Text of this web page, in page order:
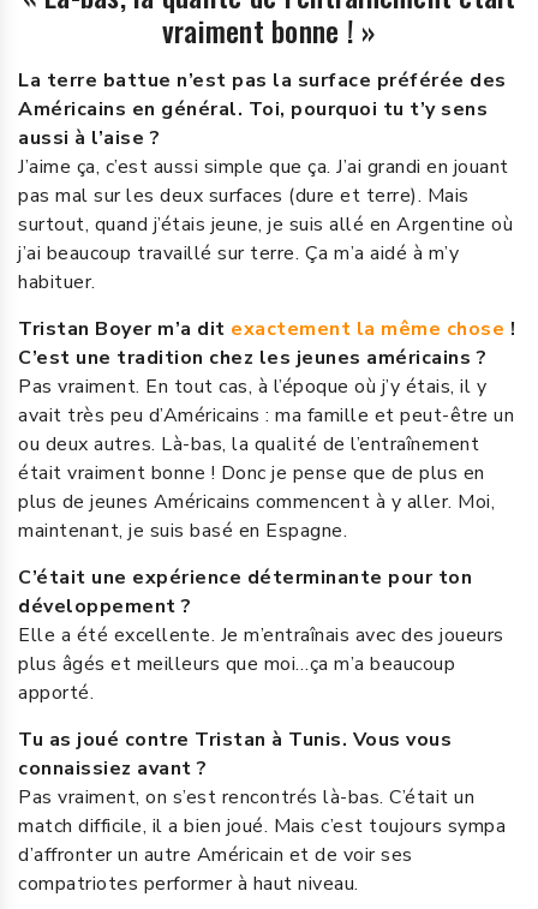
vraiment bonne ! »
La terre battue n’est pas la surface préférée des
Américains en général. Toi, pourquoi tu t’y sens
aussi à l’aise ?
J’aime ça, c’est aussi simple que ça. J’ai grandi en jouant
pas mal sur les deux surfaces (dure et terre). Mais
surtout, quand j’étais jeune, je suis allé en Argentine où
j’ai beaucoup travaillé sur terre. Ça m’a aidé à m’y
habituer.
Tristan Boyer m’a dit exactement la même chose !
C’est une tradition chez les jeunes américains ?
Pas vraiment. En tout cas, à l’époque où j’y étais, il y
avait très peu d’Américains : ma famille et peut-être un
ou deux autres. Là-bas, la qualité de l’entraînement
était vraiment bonne ! Donc je pense que de plus en
plus de jeunes Américains commencent à y aller. Moi,
maintenant, je suis basé en Espagne.
C’était une expérience déterminante pour ton
développement ?
Elle a été excellente. Je m’entraînais avec des joueurs
plus âgés et meilleurs que moi…ça m’a beaucoup
apporté.
Tu as joué contre Tristan à Tunis. Vous vous
connaissiez avant ?
Pas vraiment, on s’est rencontrés là-bas. C’était un
match difficile, il a bien joué. Mais c’est toujours sympa
d’affronter un autre Américain et de voir ses
compatriotes performer à haut niveau.